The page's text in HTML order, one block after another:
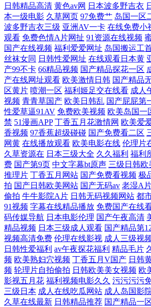
电影大全 国产亚洲视 亚洲男人 激情网站在线观
亚洲七七久 韩国电影在线观看免费 亚洲欧美日韩
播放第4页 日本中文字幕电影 成人午夜视频在线视
日产综合欧美一区二区 澳洲华人91tv免费观看 人
色入口网站 国产精品人人爽人人做我的可爱 我国
品网站在线进 天堂成人视频免费播放 国产探花系
观 欧美操逼视频一区二区 51豆花视频在线视频 欧
情网 欧美xxxx黑 91熟女一区 欧美与黑人午夜 bt狗
超碰另类av操 日韩不卡高清在线观看 磁力搜索天
人日韩无码果冻 手机高清 国产欧美国产综合一区
国产日韩欧美一区二区 新世觉影院6080 国产日韩
了 国产视频1 五月天香蕉内射 国产欧洲 偷窥目拍
日韩精品高清 黄色av网 日本波多野吉衣
本一级电影 久草网页 97免费艹 岛国一区
波多野吉衣三级 亚洲AV一卡 在线免费小
观看 免费色情A片网扯 91资源在线视频
国产在线视频 福利爱爱网址 岛国搬运工
丝袜女同 日韩性爱网址 在线观看日本黄
产99不卡 66精品视频 国产精品探花一区
产在线网址观看 欧美激情日韩 国产精品
区黄片 喷潮一区 福利姬足交在线看 成人
视频 青青草国产 欧美日韩乱 国产屁屁第
性爱草逼91AV 免费欧美视频 欧美岛国一
禁 51漫画APP 丁香五月花激情网 欧美爱
香视频 97香蕉超级碰碰 国产免费看二区
网黄 在线播放观看 欧美电影在线 伦理片
久草资源在 日本三级大全 久久福利 福利
费 国产第9页 中文字幕bt原声 三级日韩欧
推理片 丁香五月网站 国产免费看视频 极
拍 国产日韩欧美网站 国产无码av 老湿A
偷拍 牛牛影院A片 日韩无码视频网站 都
91视频 字幕在线精品播放 免费国产在线
码传媒导航 日本电影伦理 国产午夜高清
精品视频 日本三级成人观看 国产精品第
视频高清免费 伦理在线影视 成人三级视
日韩性爱福利 av午夜探花福利 精品毛片
频 欧美熟妇穴视频 丁香五月V国产 日韩
频 轮理片自拍偷拍 日韩欧美美女视频 欧
影视五月花 福利视频电影久久 污污污污
三级日本 成人在线吃瓜网站 成人岛国影
久草在线最新 日韩精品推荐 国产精品一